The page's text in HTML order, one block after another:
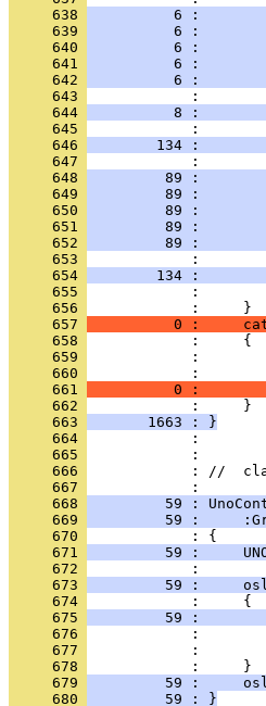
     638
6 :
     639
6 :
     640
6 :
     641
6 :
     642
6 :
     643
     644
8 :
     645
     646
134 :
     647
     648
89 :
     649
89 :
     650
89 :
     651
89 :
     652
89 :
     653
     654
134 :
     655
     656
     657
0 :
     658
     659
     660
     661
0 :
     662
     663
       1663 : }
     664
     665
     666
: //
     667
     668
59 :
     669
59 :
     670
     671
59 :
     672
     673
59 :
     674
     675
59 :
     676
     677
     678
     679
59 :
     680
         59 : }